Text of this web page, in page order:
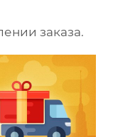
заказа.